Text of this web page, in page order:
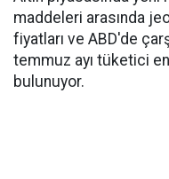
maddeleri arasında
fiyatları ve ABD'de
temmuz ayı tüketici
bulunuyor.